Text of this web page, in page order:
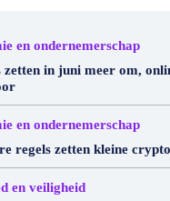
en ondernemerschap
zetten in juni meer om,
en ondernemerschap
regels zetten kleine
en veiligheid